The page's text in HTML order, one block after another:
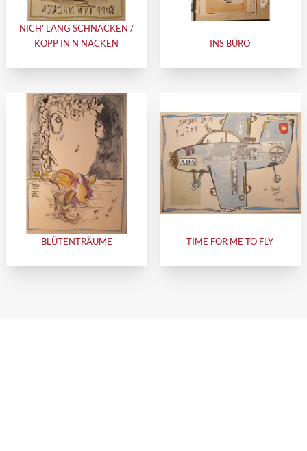
NICH' LANG SCHNACKEN /
KOPP IN'N NACKEN
INS BÜRO
BLÜTENTRÄUME TIME FOR ME TO FLY